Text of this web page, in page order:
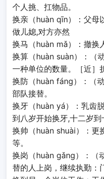
个人挑、扛物品。
换亲（huàn qīn）：父母
做儿媳,对方亦然
换马（huàn mǎ）：撤换
换算（huàn suàn）：（
一种单位的数量。［近］
换防（huàn fáng）：（
部队接替。
换牙（huàn yá）：乳齿
到八岁开始换牙,十二岁到
换帅（huàn shuài）：更
等。
换岗（huàn gǎng）：（
替的人上岗，继续执勤：